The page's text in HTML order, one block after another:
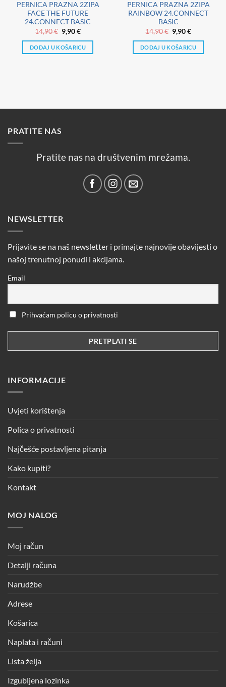
PERNICA PRAZNA 2ZIPA
FACE THE FUTURE
24.CONNECT BASIC
14,90€ Izvorna
cijena
bila
je:
9,90€Trenutna
je:
9,90 €.
DODAJ U KOŠARICU
PERNICA PRAZNA 2ZIPA
RAINBOW 24.CONNECT
BASIC
14,90€ Izvorna
cijena
bila
je:
9,90€Trenutna
je:
9,90 €.
DODAJ U KOŠARICU
PRATITE NAS
Pratite nas na društvenim mrežama.
NEWSLETTER
Prijavite se na naš newsletter i primajte najnovije obavijesti o
našoj trenutnoj ponudi i akcijama.
Email
Prihvaćam policu o privatnosti
INFORMACIJE
Uvjeti korištenja
Polica o privatnosti
Najčešće postavljena pitanja
Kako kupiti?
Kontakt
MOJ NALOG
Moj račun
Detalji računa
Narudžbe
Adrese
Košarica
Naplata i računi
Lista želja
Izgubljena lozinka